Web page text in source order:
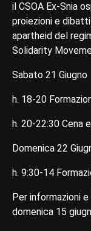
il CSOA Ex-Snia
proiezioni e
apartheid del
Solidarity
Sabato 21 Giugno
h. 18-20
h. 20-22:30 Cena
Domenica 22
h. 9:30-14
Per informazioni
domenica 15